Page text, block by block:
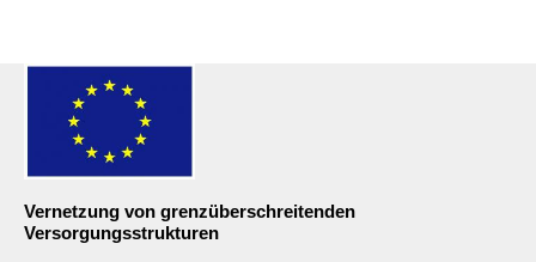
Vernetzung von grenzüberschreitenden
Versorgungsstrukturen